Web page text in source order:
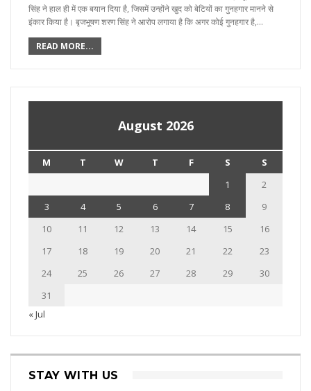
सिंह ने हाल ही में एक बयान दिया है, जिसमें उन्होंने खुद को बेटियों का गुनहगार मानने से
इंकार किया है। बृजभूषण शरण सिंह ने आरोप लगाया है कि अगर कोई गुनहगार है,…
READ MORE...
August 2026
M T W T F S
S
1
2
3
4 5 6 7 8
9
10
11 12 13 14 15
16
17
18 19 20 21 22
23
24
25 26 27 28 29
30
31
« Jul
STAY WITH US